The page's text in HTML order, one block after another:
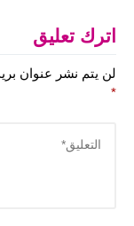
اترك تعليق
لن يتم نشر عنوان
*